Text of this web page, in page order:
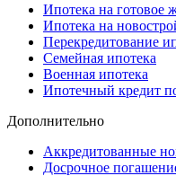
Ипотека на готовое
Ипотека на
Перекредитование
Семейная ипотека
Военная ипотека
Ипотечный кредит
Дополнительно
Аккредитованные
Досрочное